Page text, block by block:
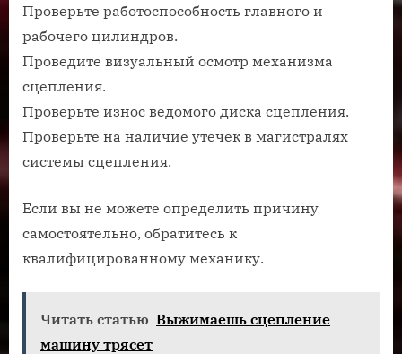
Проверьте работоспособность главного и
рабочего цилиндров.
Проведите визуальный осмотр механизма
сцепления.
Проверьте износ ведомого диска сцепления.
Проверьте на наличие утечек в магистралях
системы сцепления.
Если вы не можете определить причину
самостоятельно, обратитесь к
квалифицированному механику.
Читать статью Выжимаешь сцепление
машину трясет